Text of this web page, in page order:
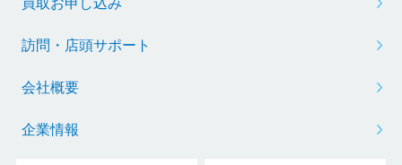
買取お申し込み
訪問・店頭サポート
会社概要
企業情報